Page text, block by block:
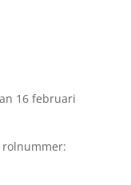
16 februari
rolnummer: